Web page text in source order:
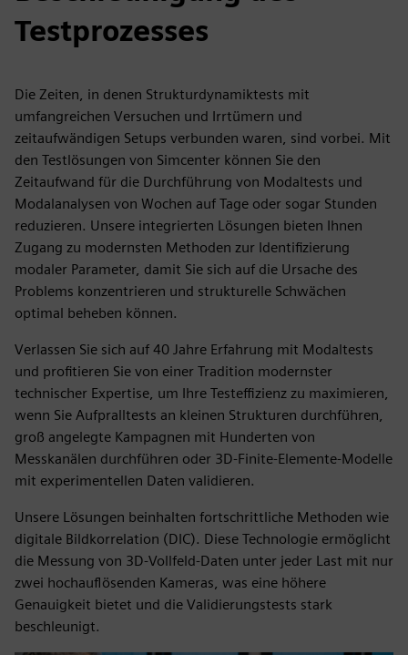
Testprozesses
Die Zeiten, in denen Strukturdynamiktests mit
umfangreichen Versuchen und Irrtümern und
zeitaufwändigen Setups verbunden waren, sind vorbei. Mit
den Testlösungen von Simcenter können Sie den
Zeitaufwand für die Durchführung von Modaltests und
Modalanalysen von Wochen auf Tage oder sogar Stunden
reduzieren. Unsere integrierten Lösungen bieten Ihnen
Zugang zu modernsten Methoden zur Identifizierung
modaler Parameter, damit Sie sich auf die Ursache des
Problems konzentrieren und strukturelle Schwächen
optimal beheben können.
Verlassen Sie sich auf 40 Jahre Erfahrung mit Modaltests
und profitieren Sie von einer Tradition modernster
technischer Expertise, um Ihre Testeffizienz zu maximieren,
wenn Sie Aufpralltests an kleinen Strukturen durchführen,
groß angelegte Kampagnen mit Hunderten von
Messkanälen durchführen oder 3D-Finite-Elemente-Modelle
mit experimentellen Daten validieren.
Unsere Lösungen beinhalten fortschrittliche Methoden wie
digitale Bildkorrelation (DIC). Diese Technologie ermöglicht
die Messung von 3D-Vollfeld-Daten unter jeder Last mit nur
zwei hochauflösenden Kameras, was eine höhere
Genauigkeit bietet und die Validierungstests stark
beschleunigt.